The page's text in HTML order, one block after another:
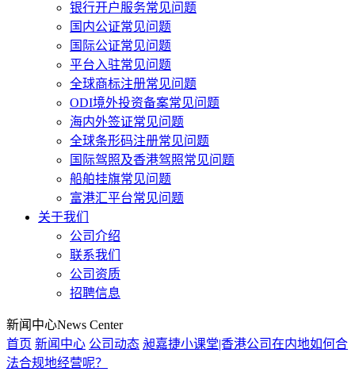
银行开户服务常见问题
国内公证常见问题
国际公证常见问题
平台入驻常见问题
全球商标注册常见问题
ODI境外投资备案常见问题
海内外签证常见问题
全球条形码注册常见问题
国际驾照及香港驾照常见问题
船舶挂旗常见问题
富港汇平台常见问题
关于我们
公司介绍
联系我们
公司资质
招聘信息
新闻中心News Center
首页 新闻中心 公司动态 昶嘉捷小课堂|香港公司在内地如何合
法合规地经营呢？